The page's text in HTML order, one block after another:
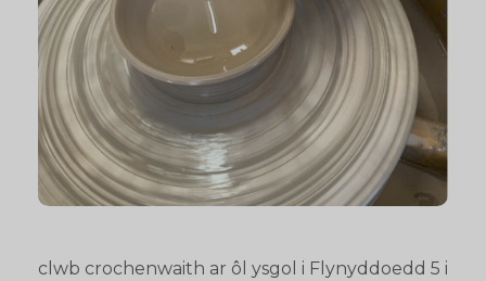
clwb crochenwaith ar ôl ysgol i Flynyddoedd 5 i